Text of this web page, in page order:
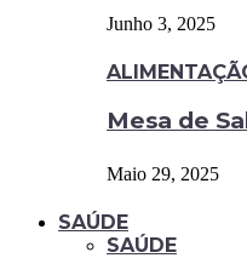
Junho 3, 2025
Mesa de
Maio 29, 2025
SAÚDE
SAÚDE